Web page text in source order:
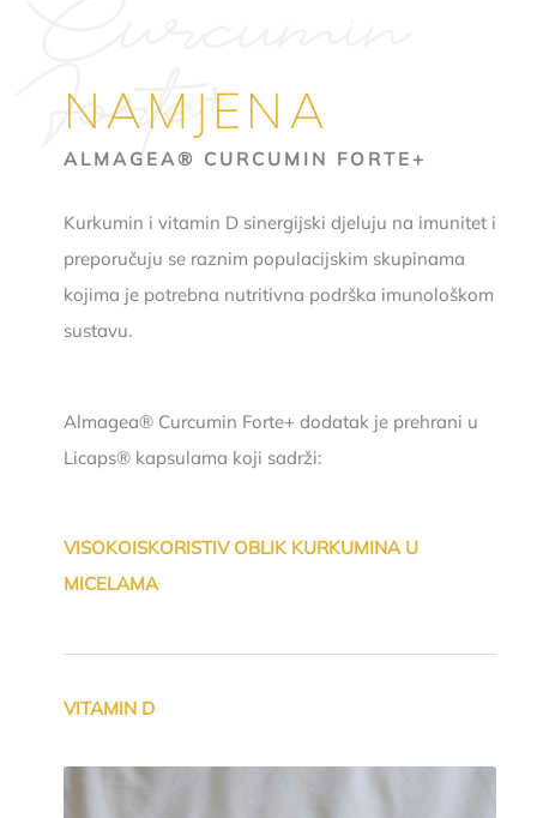
Forte+
NAMJENA
ALMAGEA® CURCUMIN FORTE+
Kurkumin i vitamin D sinergijski djeluju na imunitet i
preporučuju se raznim populacijskim skupinama
kojima je potrebna nutritivna podrška imunološkom
sustavu.
Almagea® Curcumin Forte+ dodatak je prehrani u
Licaps® kapsulama koji sadrži:
VISOKOISKORISTIV OBLIK KURKUMINA U
MICELAMA
VITAMIN D